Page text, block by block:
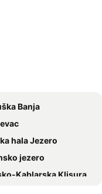
Banja
hala Jezero
jezero
Kablarska Klisura